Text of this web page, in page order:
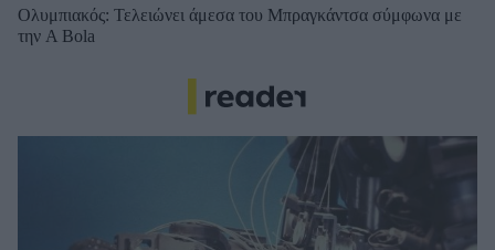
Ολυμπιακός: Τελειώνει άμεσα του Μπραγκάντσα σύμφωνα με
την A Bola